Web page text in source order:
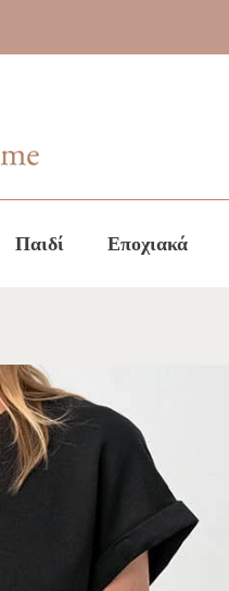
Παιδί Εποχιακά